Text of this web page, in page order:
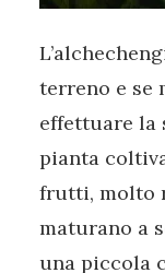
terreno e se
effettuare la
pianta
frutti, molto
maturano a
una piccola